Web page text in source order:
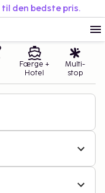
den bedste pris.
Færge +
Hotel
Multi-
stop